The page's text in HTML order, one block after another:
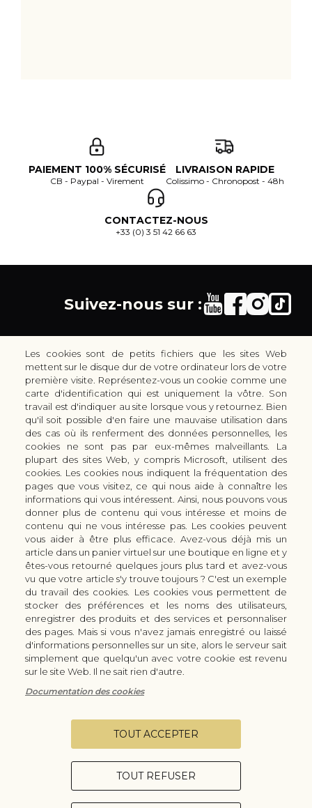
PAIEMENT 100% SÉCURISÉ
CB - Paypal - Virement
LIVRAISON RAPIDE
Colissimo - Chronopost - 48h
CONTACTEZ-NOUS
+33 (0) 3 51 42 66 63
Suivez-nous sur :
30 rue Colbert - 51100 REIMS - France
coutellerie.champenoise@gmail.com
+33 (0) 3 51 42 66 63
Boutique
LES GAMMES DE COUTEAUX KAI
LES ACCESSOIRES DE CUISINE KAI
CUTTERS & CISEAUX KAI
LES SERVICES/PRESTATIONS
Bon à savoir
Manuel d'aiguisage & entretien
Histoire du couteau japonais
Forme de lame
FAQ
Nous connaitre
Qui sommes-nous ?
Moyens de paiement
Modes de livraison
Demande de devis
Contact
Infos légales
Conditions Générales de Vente
Vie privée
Les cookies sont de petits fichiers que les sites Web
mettent sur le disque dur de votre ordinateur lors de votre
première visite. Représentez-vous un cookie comme une
carte d'identification qui est uniquement la vôtre. Son
travail est d'indiquer au site lorsque vous y retournez. Bien
qu'il soit possible d'en faire une mauvaise utilisation dans
des cas où ils renferment des données personnelles, les
cookies ne sont pas par eux-mêmes malveillants. La
plupart des sites Web, y compris Microsoft, utilisent des
cookies. Les cookies nous indiquent la fréquentation des
pages que vous visitez, ce qui nous aide à connaître les
informations qui vous intéressent. Ainsi, nous pouvons vous
donner plus de contenu qui vous intéresse et moins de
contenu qui ne vous intéresse pas. Les cookies peuvent
vous aider à être plus efficace. Avez-vous déjà mis un
article dans un panier virtuel sur une boutique en ligne et y
êtes-vous retourné quelques jours plus tard et avez-vous
vu que votre article s'y trouve toujours ? C'est un exemple
du travail des cookies. Les cookies vous permettent de
stocker des préférences et les noms des utilisateurs,
enregistrer des produits et des services et personnaliser
des pages. Mais si vous n'avez jamais enregistré ou laissé
d'informations personnelles sur un site, alors le serveur sait
simplement que quelqu'un avec votre cookie est revenu
sur le site Web. Il ne sait rien d'autre.
Documentation des cookies
TOUT REFUSER
TOUT ACCEPTER